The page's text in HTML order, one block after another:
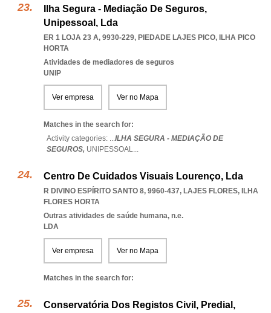
Ilha Segura - Mediação De Seguros,
Unipessoal, Lda
ER 1 LOJA 23 A, 9930-229, PIEDADE LAJES PICO, ILHA PICO
HORTA
Atividades de mediadores de seguros
UNIP
Ver empresa Ver no Mapa
Matches in the search for:
Activity categories: ...ILHA SEGURA - MEDIAÇÃO DE
SEGUROS, UNIPESSOAL...
Centro De Cuidados Visuais Lourenço, Lda
R DIVINO ESPÍRITO SANTO 8, 9960-437, LAJES FLORES, ILHA
FLORES HORTA
Outras atividades de saúde humana, n.e.
LDA
Ver empresa Ver no Mapa
Matches in the search for:
Conservatória Dos Registos Civil, Predial,